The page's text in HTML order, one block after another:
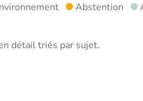
Abstention
détail triés par sujet.